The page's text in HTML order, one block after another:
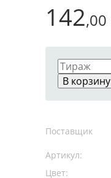
142,00
В корзину
Поставщик
Артикул:
Цвет: